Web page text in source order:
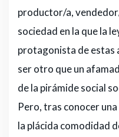
productor/a,
sociedad en la que la
protagonista de estas
ser otro que un
de la pirámide social
Pero, tras conocer
la plácida comodidad